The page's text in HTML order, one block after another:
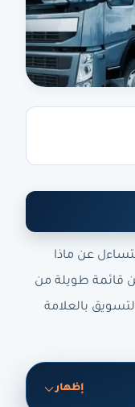
عن ماذا
قائمة طويلة من
بالعلامة
إظهار